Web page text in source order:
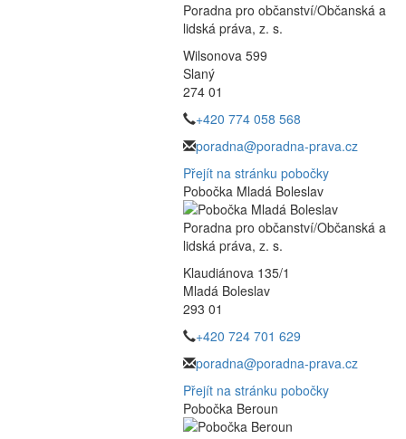
Poradna pro občanství/Občanská a
lidská práva, z. s.
Wilsonova 599
Slaný
274 01
+420 774 058 568
poradna@poradna-prava.cz
Přejít na stránku pobočky
Pobočka Mladá Boleslav
Poradna pro občanství/Občanská a
lidská práva, z. s.
Klaudiánova 135/1
Mladá Boleslav
293 01
+420 724 701 629
poradna@poradna-prava.cz
Přejít na stránku pobočky
Pobočka Beroun